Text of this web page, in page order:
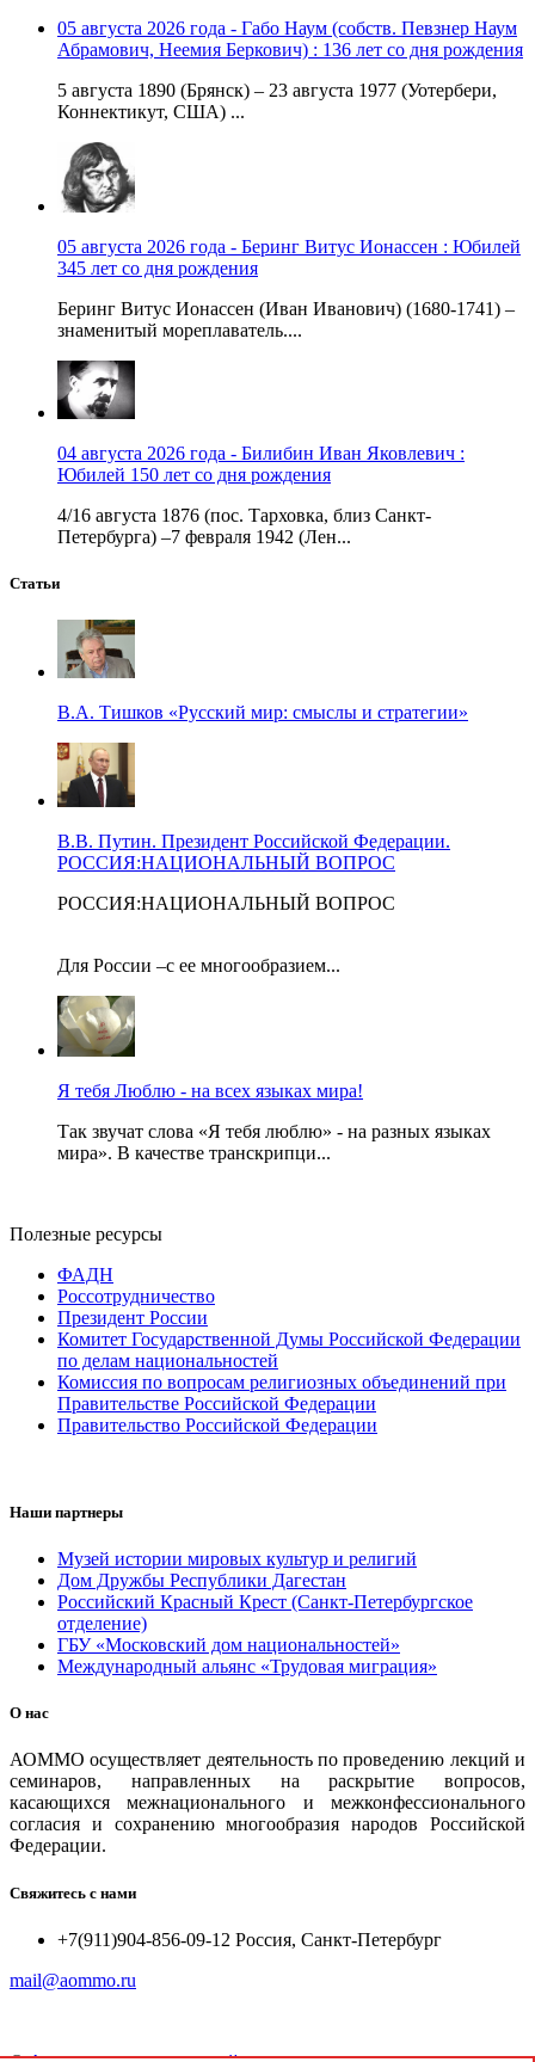
05 августа 2026 года - Габо Наум (собств. Певзнер Наум
Абрамович, Неемия Беркович) : 136 лет со дня рождения
5 августа 1890 (Брянск) – 23 августа 1977 (Уотербери,
Коннектикут, США) ...
05 августа 2026 года - Беринг Витус Ионассен : Юбилей
345 лет со дня рождения
Беринг Витус Ионассен (Иван Иванович) (1680-1741) –
знаменитый мореплаватель....
04 августа 2026 года - Билибин Иван Яковлевич :
Юбилей 150 лет со дня рождения
4/16 августа 1876 (пос. Тарховка, близ Санкт-
Петербурга) –7 февраля 1942 (Лен...
Статьи
В.А. Тишков «Русский мир: смыслы и стратегии»
В.В. Путин. Президент Российской Федерации.
РОССИЯ:НАЦИОНАЛЬНЫЙ ВОПРОС
РОССИЯ:НАЦИОНАЛЬНЫЙ ВОПРОС
Для России –с ее многообразием...
Я тебя Люблю - на всех языках мира!
Так звучат слова «Я тебя люблю» - на разных языках
мира». В качестве транскрипци...
Полезные ресурсы
ФАДН
Россотрудничество
Президент России
Комитет Государственной Думы Российской Федерации
по делам национальностей
Комиссия по вопросам религиозных объединений при
Правительстве Российской Федерации
Правительство Российской Федерации
Наши партнеры
Музей истории мировых культур и религий
Дом Дружбы Республики Дагестан
Российский Красный Крест (Санкт-Петербургское
отделение)
ГБУ «Московский дом национальностей»
Международный альянс «Трудовая миграция»
О нас
АОММО осуществляет деятельность по проведению лекций и
семинаров, направленных на раскрытие вопросов,
касающихся межнационального и межконфессионального
согласия и сохранению многообразия народов Российской
Федерации.
Свяжитесь с нами
+7(911)904-856-09-12 Россия, Санкт-Петербург
mail@aommo.ru